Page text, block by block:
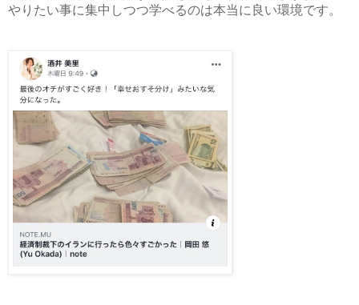
やりたい事に集中しつつ学べるのは本当に良い環境です。